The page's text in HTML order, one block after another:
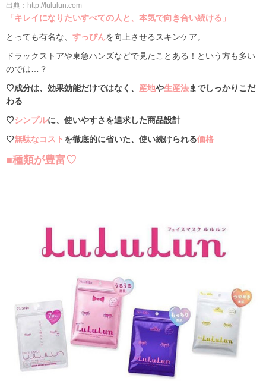
出典：http://lululun.com
「キレイになりたいすべての人と、本気で向き合い続ける」
とっても有名な、 すっぴんを向上させるスキンケア。
ドラックストアや東急ハンズなどで見たことある！という方も多い
のでは…？
♡成分は、効果効能だけではなく、 産地や生産法までしっかりこだ
わる
♡シンプルに、使いやすさを追求した商品設計
♡無駄なコスト を徹底的に省いた、使い続けられる価格
■種類が豊富♡